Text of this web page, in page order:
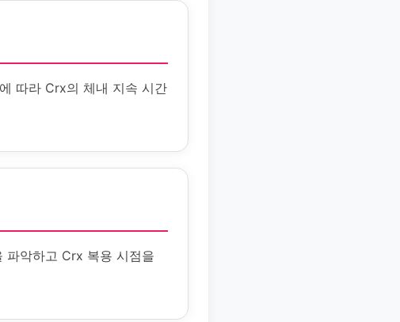
따라 Crx의 체내 지속 시간
파악하고 Crx 복용 시점을